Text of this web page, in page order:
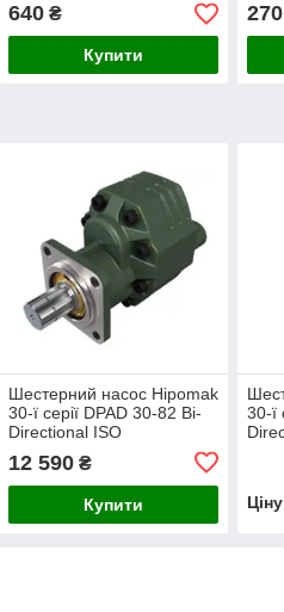
640₴
Купити
270
Шестерний насос Hipomak
30-ї серії DPAD 30-82 Bi-
Directional ISO
12 590₴
Купити
30-ї